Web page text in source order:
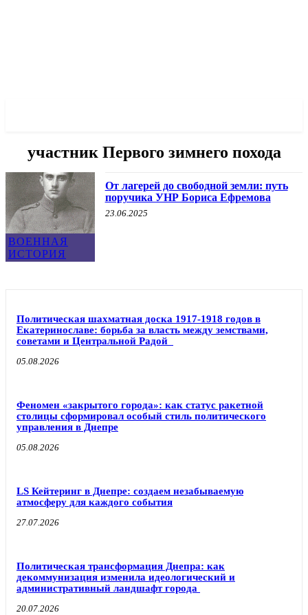
участник Первого зимнего похода
ВОЕННАЯ
ИСТОРИЯ
От лагерей до свободной земли: путь
поручика УНР Бориса Ефремова
23.06.2025
Политическая шахматная доска 1917-1918 годов в
Екатеринославе: борьба за власть между земствами,
советами и Центральной Радой
05.08.2026
Феномен «закрытого города»: как статус ракетной
столицы сформировал особый стиль политического
управления в Днепре
05.08.2026
LS Кейтеринг в Днепре: создаем незабываемую
атмосферу для каждого события
27.07.2026
Политическая трансформация Днепра: как
декоммунизация изменила идеологический и
административный ландшафт города
20.07.2026